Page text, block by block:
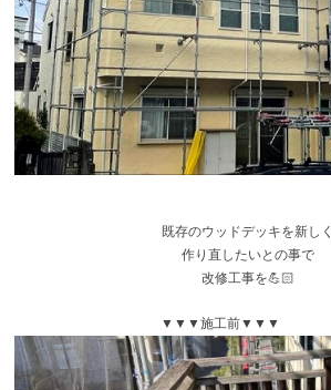
既存のウッドデッキを新しく
作り直したいとの事で
改修工事を💪🏻
▼▼▼施工前▼▼▼